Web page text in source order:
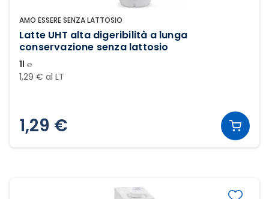
AMO ESSERE SENZA LATTOSIO
Latte UHT alta digeribilità a lunga
conservazione senza lattosio
1l ℮
1,29 € al LT
1,29 €